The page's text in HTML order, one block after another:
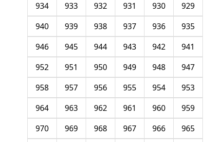
929
930
931
932
933
934
935
936
937
938
939
940
941
942
943
944
945
946
947
948
949
950
951
952
953
954
955
956
957
958
959
960
961
962
963
964
965
966
967
968
969
970